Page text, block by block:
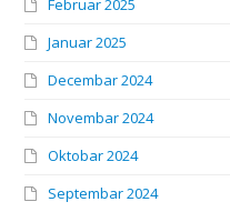
Februar 2025
Januar 2025
Decembar 2024
Novembar 2024
Oktobar 2024
Septembar 2024